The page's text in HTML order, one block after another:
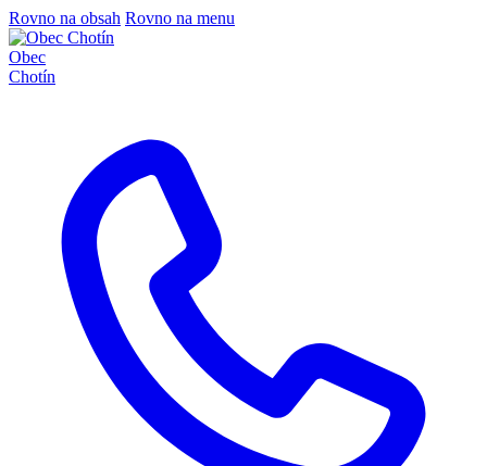
Rovno na obsah Rovno na menu
Obec
Chotín